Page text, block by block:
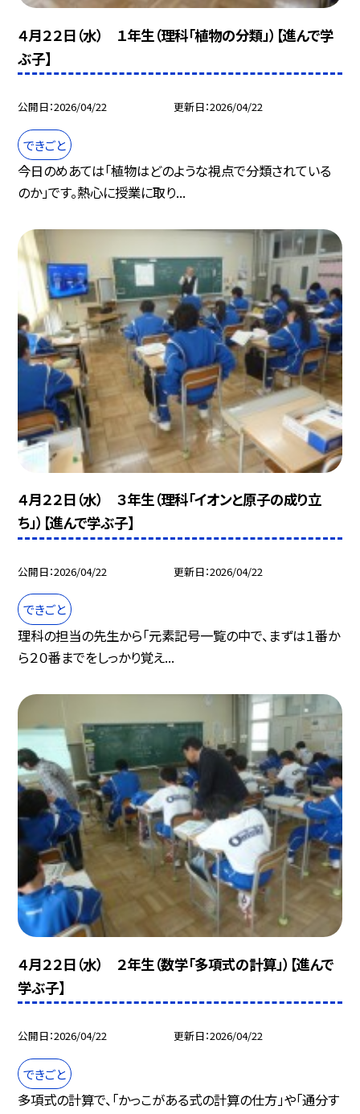
４月２２日（水） １年生（理科「植物の分類」）【進んで学
ぶ子】
公開日 2026/04/22 更新日 2026/04/22
できごと
今日のめあては「植物はどのような視点で分類されている
のか」です。熱心に授業に取り...
４月２２日（水） ３年生（理科「イオンと原子の成り立
ち」）【進んで学ぶ子】
公開日 2026/04/22 更新日 2026/04/22
できごと
理科の担当の先生から「元素記号一覧の中で、まずは１番か
ら２０番までをしっかり覚え...
４月２２日（水） ２年生（数学「多項式の計算」）【進んで
学ぶ子】
公開日 2026/04/22 更新日 2026/04/22
できごと
多項式の計算で、「かっこがある式の計算の仕方」や「通分す